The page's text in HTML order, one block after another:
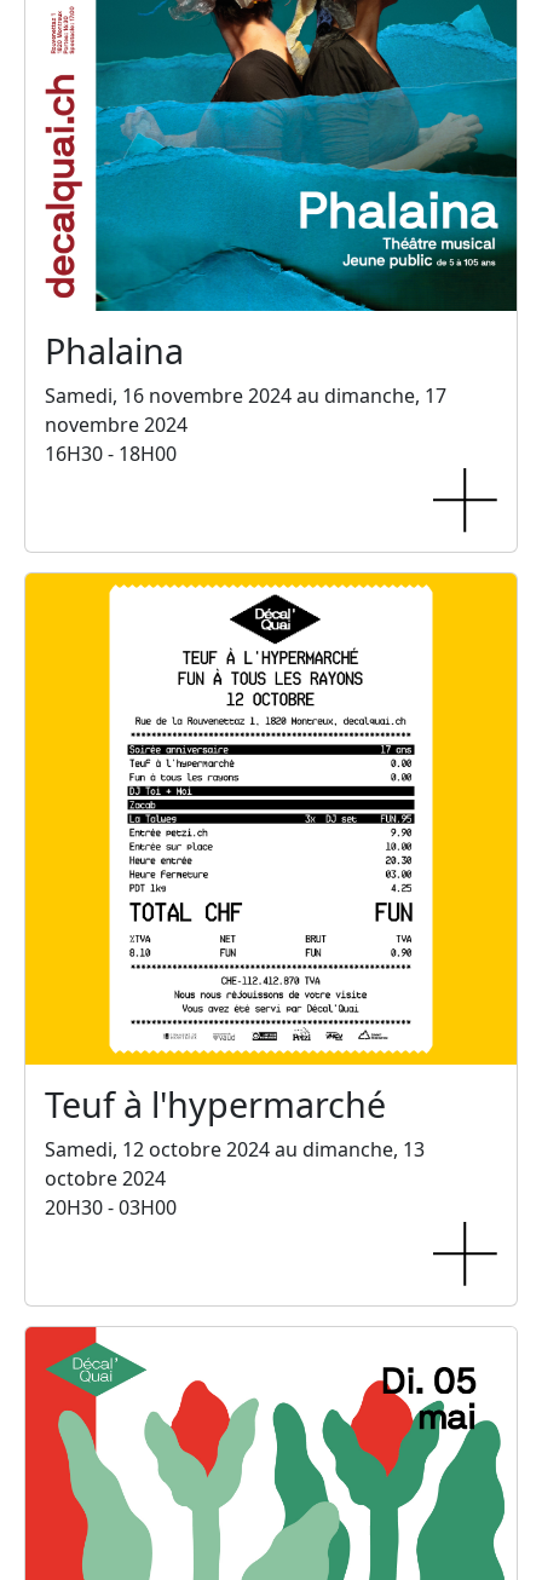
Phalaina
Samedi, 16 novembre 2024 au dimanche, 17
novembre 2024
16H30 - 18H00
Teuf à l'hypermarché
Samedi, 12 octobre 2024 au dimanche, 13
octobre 2024
20H30 - 03H00